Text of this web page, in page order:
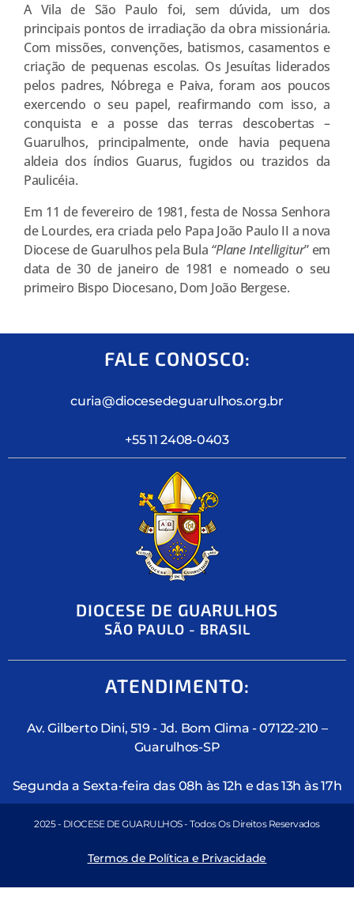
A Vila de São Paulo foi, sem dúvida, um dos
principais pontos de irradiação da obra missionária.
Com missões, convenções, batismos, casamentos e
criação de pequenas escolas. Os Jesuítas liderados
pelos padres, Nóbrega e Paiva, foram aos poucos
exercendo o seu papel, reafirmando com isso, a
conquista e a posse das terras descobertas –
Guarulhos, principalmente, onde havia pequena
aldeia dos índios Guarus, fugidos ou trazidos da
Paulicéia.
Em 11 de fevereiro de 1981, festa de Nossa Senhora
de Lourdes, era criada pelo Papa João Paulo II a nova
Diocese de Guarulhos pela Bula “Plane Intelligitur” em
data de 30 de janeiro de 1981 e nomeado o seu
primeiro Bispo Diocesano, Dom João Bergese.
FALE CONOSCO:
curia@diocesedeguarulhos.org.br
+55 11 2408-0403
DIOCESE DE GUARULHOS
SÃO PAULO - BRASIL
ATENDIMENTO:
Av. Gilberto Dini, 519 - Jd. Bom Clima - 07122-210 –
Guarulhos-SP
Segunda a Sexta-feira das 08h às 12h e das 13h às 17h
2025 - DIOCESE DE GUARULHOS - Todos Os Direitos Reservados
Termos de Política e Privacidade